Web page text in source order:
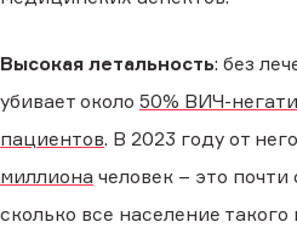
Высокая летальность: без
убивает около 50% ВИЧ-
пациентов. В 2023 году от
миллиона человек – это почти
сколько все население такого